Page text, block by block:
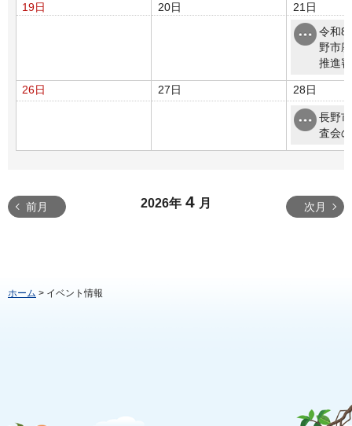
19日 20日
21日
令和8
野市
推進
26日 27日 28日
長野
査会
前月 2026年 4 月 次月
ホーム > イベント情報